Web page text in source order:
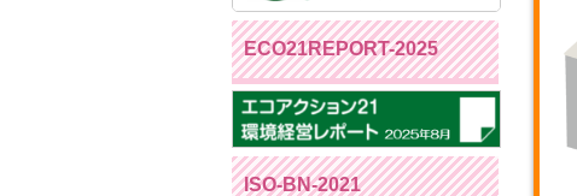
ECO21REPORT-2025
ISO-BN-2021